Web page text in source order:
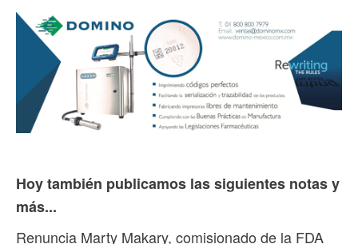
Hoy también publicamos las siguientes notas y
más...
Renuncia Marty Makary, comisionado de la FDA